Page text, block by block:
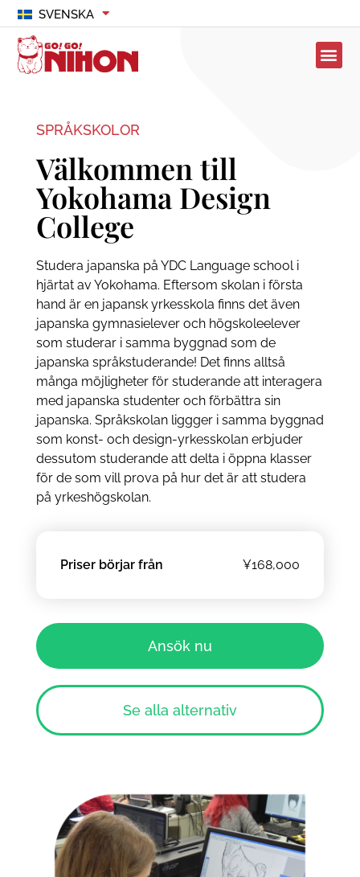
SVENSKA
SPRÅKSKOLOR
Välkommen till
Yokohama Design
College
Studera japanska på YDC Language school i
hjärtat av Yokohama. Eftersom skolan i första
hand är en japansk yrkesskola finns det även
japanska gymnasielever och högskoleelever
som studerar i samma byggnad som de
japanska språkstuderande! Det finns alltså
många möjligheter för studerande att interagera
med japanska studenter och förbättra sin
japanska. Språkskolan liggger i samma byggnad
som konst- och design-yrkesskolan erbjuder
dessutom studerande att delta i öppna klasser
för de som vill prova på hur det är att studera
på yrkeshögskolan.
Priser börjar från ¥168,000
Ansök nu
Se alla alternativ